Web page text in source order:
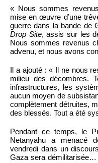
« Nous sommes
mise en œuvre d’une
guerre dans la bande de
Drop Site, assis sur les
Nous sommes revenus
advenu, et nous avons
Il a ajouté : « Il ne nous
milieu des décombres.
infrastructures, les
aucun moyen de
complètement détruites,
des blessés. Tout a été
Pendant ce temps, le
Netanyahu a menacé
vendredi dans un
Gaza sera démilitarisée…